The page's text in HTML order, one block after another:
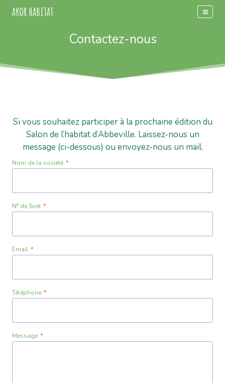
AKOR HABITAT
Contactez-nous
Si vous souhaitez participer à la prochaine édition du
Salon de l’habitat d’Abbeville. Laissez-nous un
message (ci-dessous) ou envoyez-nous un mail.
Nom de la société *
N° de Siret *
Email *
Téléphone *
Message *